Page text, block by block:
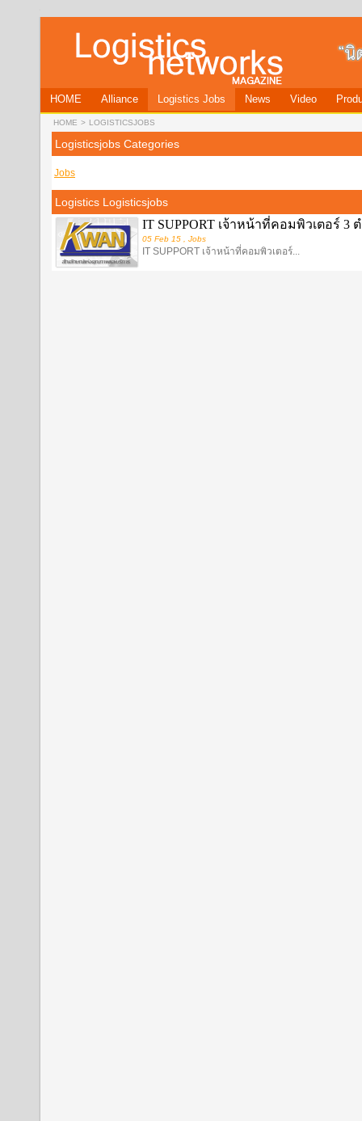
HOME Alliance Logistics Jobs News Video
HOME > LOGISTICSJOBS
Logisticsjobs Categories
Jobs
Logistics Logisticsjobs
IT SUPPORT เจ้าหน้าที่คอมพิวเตอร์ 3
05 Feb 15 , Jobs
IT SUPPORT เจ้าหน้าที่คอมพิวเตอร์...